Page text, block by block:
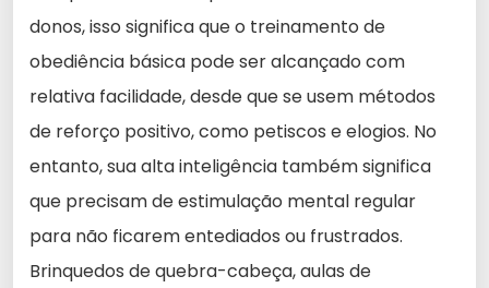
donos, isso significa que o treinamento de
obediência básica pode ser alcançado com
relativa facilidade, desde que se usem métodos
de reforço positivo, como petiscos e elogios. No
entanto, sua alta inteligência também significa
que precisam de estimulação mental regular
para não ficarem entediados ou frustrados.
Brinquedos de quebra-cabeça, aulas de